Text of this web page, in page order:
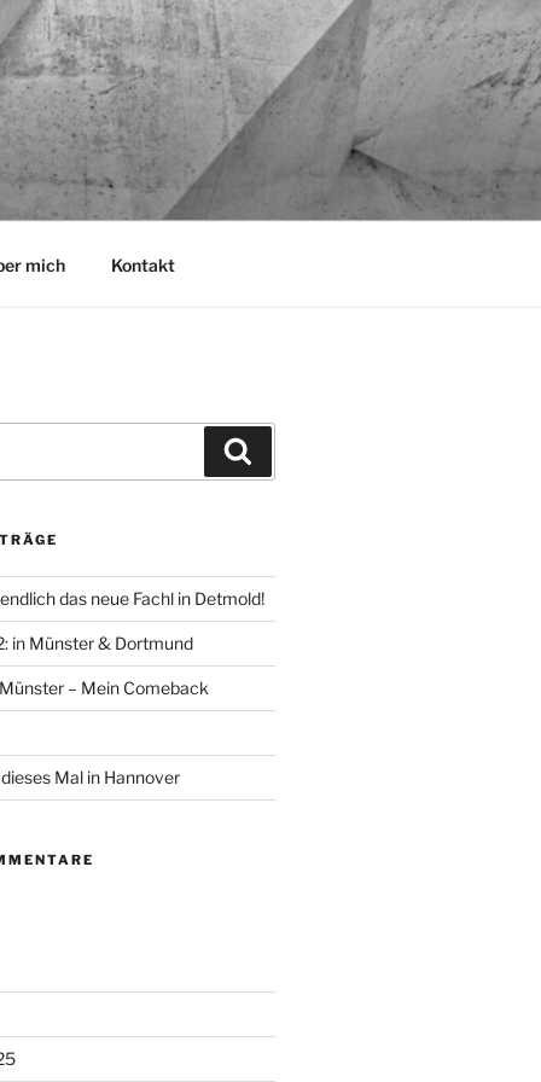
mich Kontakt
das neue Fachl in Detmold!
in Münster & Dortmund
– Mein Comeback
Mal in Hannover